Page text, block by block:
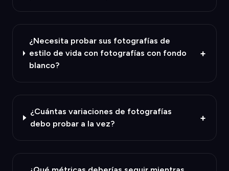
¿Necesita probar sus fotografías de
estilo de vida con fotografías con fondo
blanco?
+
¿Cuántas variaciones de fotografías
debo probar a la vez?
+